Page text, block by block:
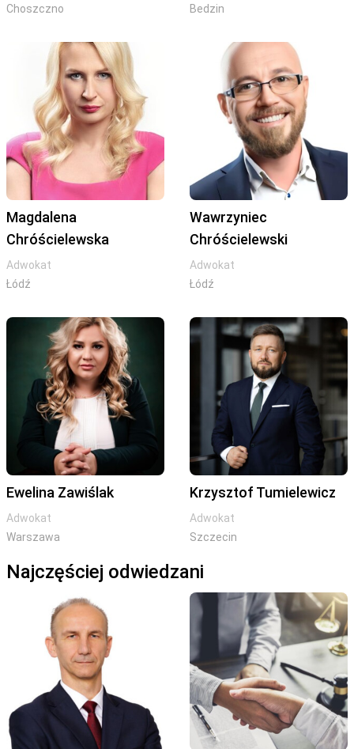
Choszczno
Bedzin
Magdalena
Chróścielewska
Adwokat
Łódź
Wawrzyniec
Chróścielewski
Adwokat
Łódź
Ewelina Zawiślak
Adwokat
Warszawa
Krzysztof Tumielewicz
Adwokat
Szczecin
Najczęściej odwiedzani